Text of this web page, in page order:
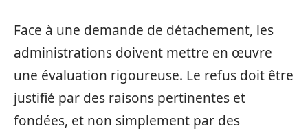
Face à une demande de détachement, les
administrations doivent mettre en œuvre
une évaluation rigoureuse. Le refus doit être
justifié par des raisons pertinentes et
fondées, et non simplement par des